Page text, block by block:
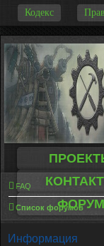
Кодекс
ФОРУМ
FAQ
Список форумов
Информация